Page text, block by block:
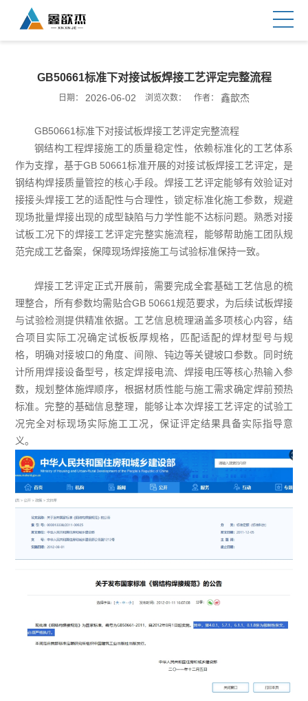
GB50661标准下对接试板焊接工艺评定完整流程
日期： 2026-06-02 浏览次数： 作者： 鑫歆杰
GB50661标准下对接试板焊接工艺评定完整流程
钢结构工程焊接施工的质量稳定性，依赖标准化的工艺体系
作为支撑，基于GB 50661标准开展的对接试板焊接工艺评定，是
钢结构焊接质量管控的核心手段。焊接工艺评定能够有效验证对
接接头焊接工艺的适配性与合理性，锁定标准化施工参数，规避
现场批量焊接出现的成型缺陷与力学性能不达标问题。熟悉对接
试板工况下的焊接工艺评定完整实施流程，能够帮助施工团队规
范完成工艺备案，保障现场焊接施工与试验标准保持一致。
焊接工艺评定正式开展前，需要完成全套基础工艺信息的梳
理整合，所有参数均需贴合GB 50661规范要求，为后续试板焊接
与试验检测提供精准依据。工艺信息梳理涵盖多项核心内容，结
合项目实际工况确定试板板厚规格，匹配适配的焊材型号与规
格，明确对接坡口的角度、间隙、钝边等关键坡口参数。同时统
计所用焊接设备型号，核定焊接电流、焊接电压等核心热输入参
数，规划整体施焊顺序，根据材质性能与施工需求确定焊前预热
标准。完整的基础信息整理，能够让本次焊接工艺评定的试验工
况完全对标现场实际施工工况，保证评定结果具备实际指导意
义。